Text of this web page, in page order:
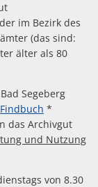
im Bezirk des
(das sind:
älter als 80
Segeberg
Findbuch *
das Archivgut
und Nutzung
von 8.30